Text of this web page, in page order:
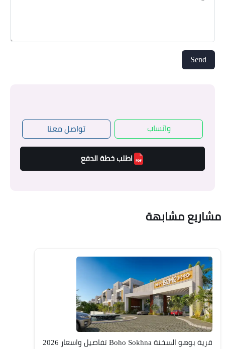
واتساب تواصل معنا
اطلب خطة الدفع
مشاريع مشابهة
قرية بوهو السخنة Boho Sokhna تفاصيل واسعار 2026